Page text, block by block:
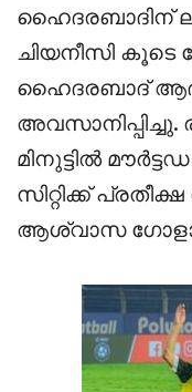
ഹൈദരബാദിന്
ചിയനീസി കൂടെ
ഹൈദരബാദ്
മിനുട്ടിൽ
സിറ്റിക്ക്
ആശ്വാസ